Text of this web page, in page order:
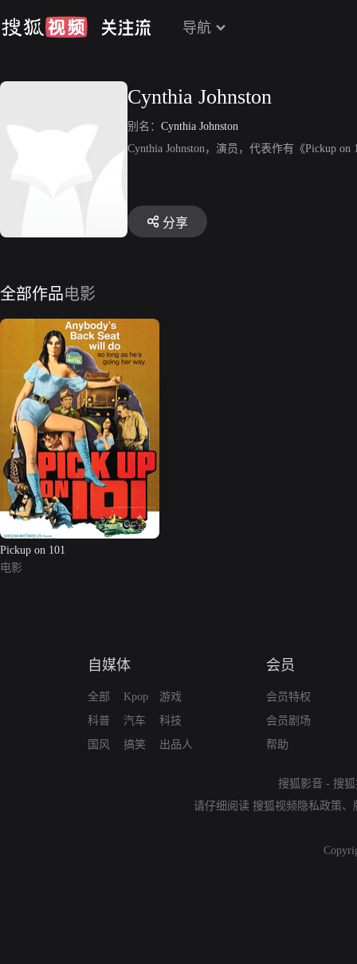
导航
Cynthia Johnston
别名： Cynthia Johnston
Cynthia Johnston，演员，代表作有《Pickup on
分享
全部作品电影
Pickup on 101
电影
自媒体
全部
科普
国风
Kpop
汽车
搞笑
游戏
科技
出品人
会员
会员特权
会员剧场
帮助
搜狐影音 - 搜
请仔细阅读 搜狐视频隐私政策、